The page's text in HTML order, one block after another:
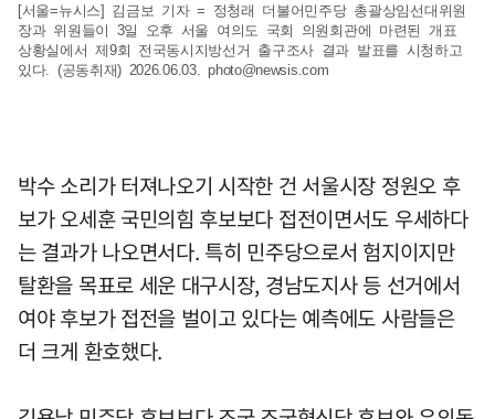
[서울=뉴시스] 김금보 기자 = 정청래 더불어민주당 총괄상임선대위원
장과 위원들이 3일 오후 서울 여의도 국회 의원회관에 마련된 개표
상황실에서 제9회 전국동시지방선거 출구조사 결과 발표를 시청하고
있다. (공동취재) 2026.06.03.photo@newsis.com
박수 소리가 터져나오기 시작한 건 서울시장 정원오 후
보가 오세훈 국민의힘 후보보다 접전이면서도 우세하다
는 결과가 나오면서다. 특히 민주당으로서 험지이지만
탈환을 목표로 세운 대구시장, 경남도지사 등 선거에서
여야 후보가 접전을 벌이고 있다는 예측에도 사람들은
더 크게 환호했다.